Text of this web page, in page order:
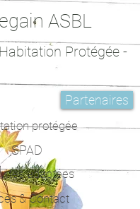
ASBL
Protégée -
Partenaires
protégée
SPAD
adaptées
& Contact